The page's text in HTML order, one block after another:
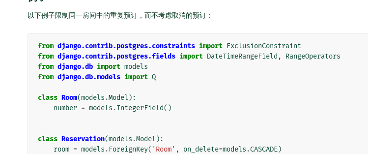
以下例子限制同一房间中的重复预订，而不考虑取消的预订：
from django.contrib.postgres.constraints import ExclusionConstraint
from django.contrib.postgres.fields import DateTimeRangeField ,
RangeOperators
from django.db import models
from django.db.models import Q
class Room(models .Model ):
number = models .IntegerField()
class Reservation(models .Model ):
room = models . ForeignKey( 'Room' , on_delete=models .CASCADE)